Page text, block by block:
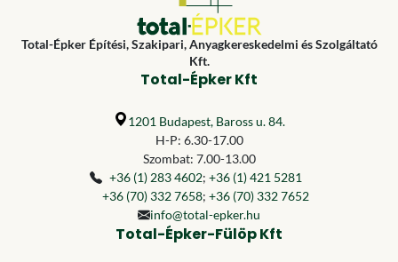
Total-Épker Építési, Szakipari, Anyagkereskedelmi és Szolgáltató
Kft.
Total-Épker Kft
1201 Budapest, Baross u. 84.
H-P: 6.30-17.00
Szombat: 7.00-13.00
+36 (1) 283 4602; +36 (1) 421 5281
+36 (70) 332 7658; +36 (70) 332 7652
info@total-epker.hu
Total-Épker-Fülöp Kft